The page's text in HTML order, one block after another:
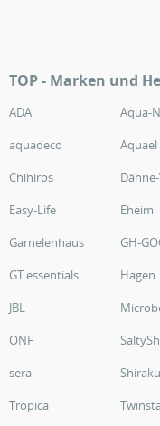
TOP - Marken und
ADA Aqua-
aquadeco
Aquael
Chihiros
Easy-Life
Eheim
Garnelenhaus
GH-
GT essentials
Hagen
JBL
ONF
sera
Tropica